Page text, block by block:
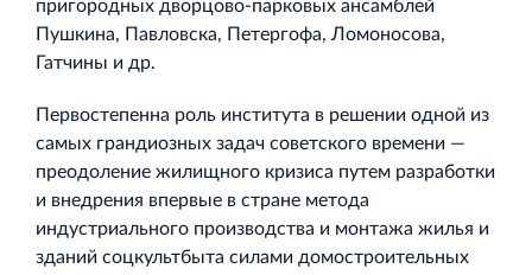
пригородных дворцово-парковых ансамблей
Пушкина, Павловска, Петергофа, Ломоносова,
Гатчины и др.
Первостепенна роль института в решении одной из
самых грандиозных задач советского времени —
преодоление жилищного кризиса путем разработки
и внедрения впервые в стране метода
индустриального производства и монтажа жилья и
зданий соцкультбыта силами домостроительных